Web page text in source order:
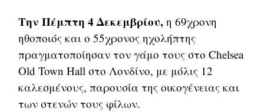
Την Πέμπτη 4 Δεκεμβρίου, η 69χρονη
ηθοποιός και ο 55χρονος ηχολήπτης
πραγματοποίησαν τον γάμο τους στο Chelsea
Old Town Hall στο Λονδίνο, με μόλις 12
καλεσμένους, παρουσία της οικογένειας και
των στενών τους φίλων.